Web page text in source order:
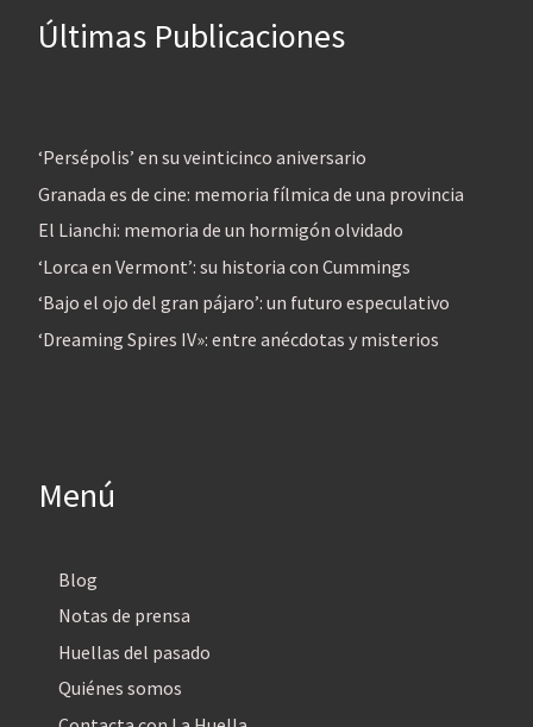
Últimas Publicaciones
‘Persépolis’ en su veinticinco aniversario
Granada es de cine: memoria fílmica de una provincia
El Lianchi: memoria de un hormigón olvidado
‘Lorca en Vermont’: su historia con Cummings
‘Bajo el ojo del gran pájaro’: un futuro especulativo
‘Dreaming Spires IV»: entre anécdotas y misterios
Menú
Blog
Notas de prensa
Huellas del pasado
Quiénes somos